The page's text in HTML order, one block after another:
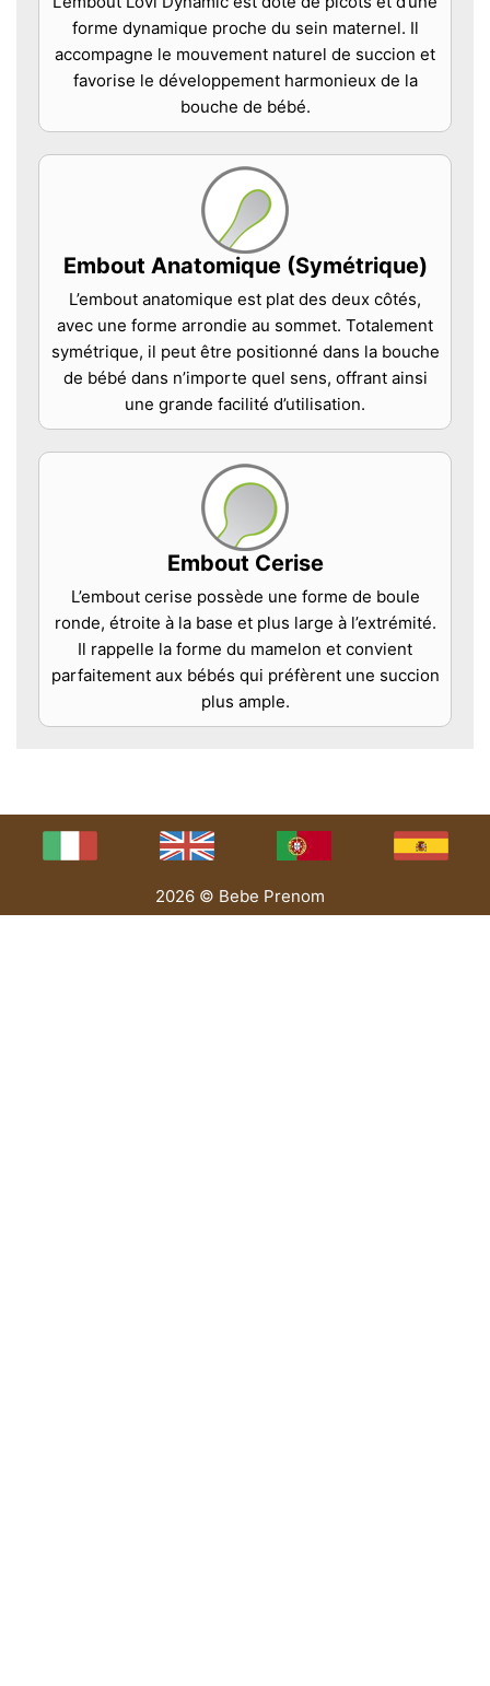
forme dynamique proche du sein maternel. Il
accompagne le mouvement naturel de succion et
favorise le développement harmonieux de la
bouche de bébé.
Embout Anatomique (Symétrique)
L’embout anatomique est plat des deux côtés,
avec une forme arrondie au sommet. Totalement
symétrique, il peut être positionné dans la bouche
de bébé dans n’importe quel sens, offrant ainsi
une grande facilité d’utilisation.
Embout Cerise
L’embout cerise possède une forme de boule
ronde, étroite à la base et plus large à l’extrémité.
Il rappelle la forme du mamelon et convient
parfaitement aux bébés qui préfèrent une succion
plus ample.
2026 © Bebe Prenom